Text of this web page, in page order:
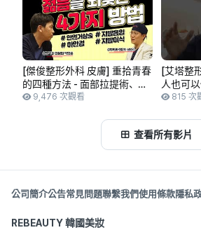
[傑俊整形外科 皮膚] 重拾青春
的四種方法 - 面部拉提術、抽
脂手術、眼袋手術、脂肪移植
9,476 次觀看
[艾塔整
人也可
#shorts
815 次
查看所有影片
公司簡介公告常見問題聯繫我們使用條款隱私
REBEAUTY 韓國美妝